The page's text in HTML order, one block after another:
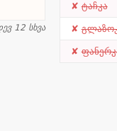
12 სხვა
ტაჩკა